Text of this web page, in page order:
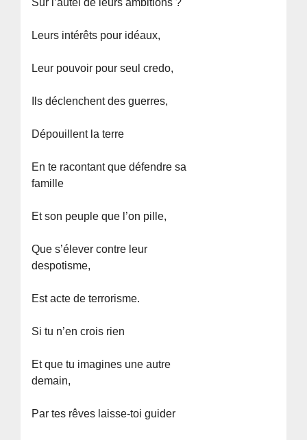
Sur l’autel de leurs ambitions ?
Leurs intérêts pour idéaux,
Leur pouvoir pour seul credo,
Ils déclenchent des guerres,
Dépouillent la terre
En te racontant que défendre sa
famille
Et son peuple que l’on pille,
Que s’élever contre leur
despotisme,
Est acte de terrorisme.
Si tu n’en crois rien
Et que tu imagines une autre
demain,
Par tes rêves laisse-toi guider